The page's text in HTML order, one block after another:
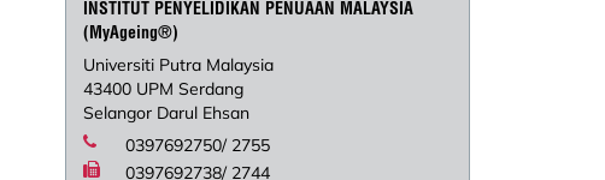
INSTITUT PENYELIDIKAN PENUAAN MALAYSIA
(MyAgeing®)
Universiti Putra Malaysia
43400 UPM Serdang
Selangor Darul Ehsan
0397692750/ 2755
0397692738/ 2744